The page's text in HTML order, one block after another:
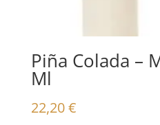
Piña Colada –
Ml
22,20€